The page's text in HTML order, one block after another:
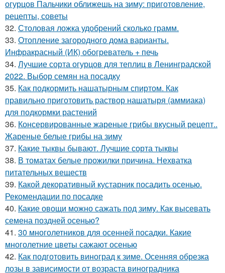
огурцов Пальчики оближешь на зиму: приготовление,
рецепты, советы
32. Столовая ложка удобрений сколько грамм.
33. Отопление загородного дома варианты.
Инфракрасный (ИК) обогреватель + печь
34. Лучшие сорта огурцов для теплиц в Ленинградской
2022. Выбор семян на посадку
35. Как подкормить нашатырным спиртом. Как
правильно приготовить раствор нашатыря (аммиака)
для подкормки растений
36. Консервированные жареные грибы вкусный рецепт..
Жареные белые грибы на зиму
37. Какие тыквы бывают. Лучшие сорта тыквы
38. В томатах белые прожилки причина. Нехватка
питательных веществ
39. Какой декоративный кустарник посадить осенью.
Рекомендации по посадке
40. Какие овощи можно сажать под зиму. Как высевать
семена поздней осенью?
41. 30 многолетников для осенней посадки. Какие
многолетние цветы сажают осенью
42. Как подготовить виноград к зиме. Осенняя обрезка
лозы в зависимости от возраста виноградника